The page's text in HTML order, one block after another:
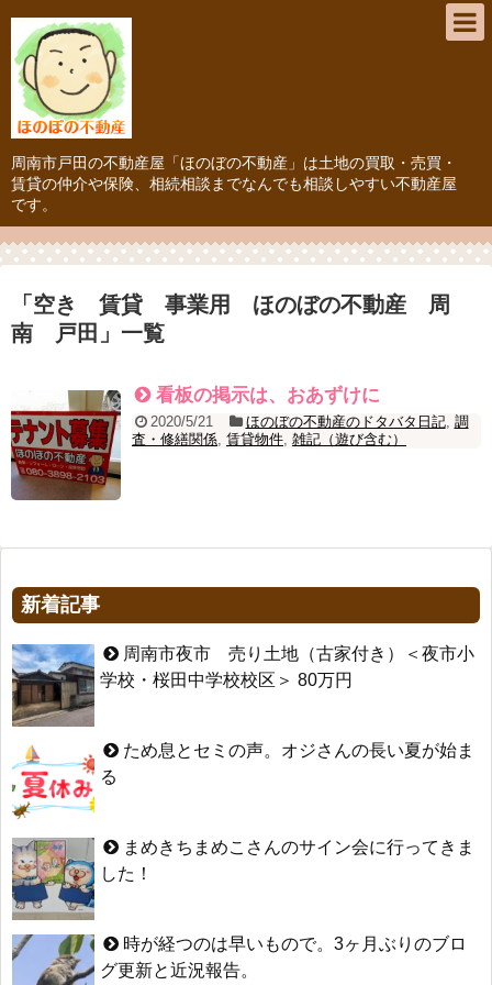
周南市戸田の不動産屋「ほのぼの不動産」は土地の買取・売買・
賃貸の仲介や保険、相続相談までなんでも相談しやすい不動産屋
です。
「 空き 賃貸 事業用 ほのぼの不動産 周
南 戸田 」 一覧
看板の掲示は、おあずけに
2020/5/21 ほのぼの不動産のドタバタ日記, 調
査・修繕関係 賃貸物件 雑記（遊び含む）
新着記事
周南市夜市 売り土地（古家付き）＜夜市小
学校・桜田中学校校区＞ 80万円
ため息とセミの声。オジさんの長い夏が始ま
る
まめきちまめこさんのサイン会に行ってきま
した！
時が経つのは早いもので。3ヶ月ぶりのブロ
グ更新と近況報告。